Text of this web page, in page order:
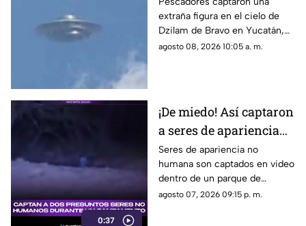
Yucatán; genera
asombro
extraña figura en el cielo de
Dzilam de Bravo en Yucatán,
desatando todo tipo de teorías,
agosto 08, 2026 10:05 a. m.
0:37
¡De miedo! Así captaron
a seres de apariencia
no humana en famoso
parque de México
Seres de apariencia no
humana son captados en video
dentro de un parque de
México, desatando teorías y
agosto 07, 2026 09:15 p. m.